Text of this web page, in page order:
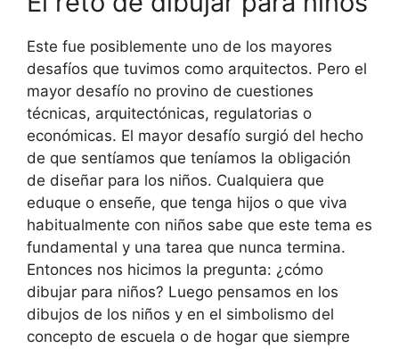
Este fue posiblemente uno de los mayores
desafíos que tuvimos como arquitectos. Pero el
mayor desafío no provino de cuestiones
técnicas, arquitectónicas, regulatorias o
económicas. El mayor desafío surgió del hecho
de que sentíamos que teníamos la obligación
de diseñar para los niños. Cualquiera que
eduque o enseñe, que tenga hijos o que viva
habitualmente con niños sabe que este tema es
fundamental y una tarea que nunca termina.
Entonces nos hicimos la pregunta: ¿cómo
dibujar para niños? Luego pensamos en los
dibujos de los niños y en el simbolismo del
concepto de escuela o de hogar que siempre